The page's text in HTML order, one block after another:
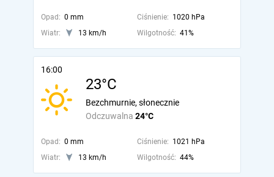
Opad: 0 mm Ciśnienie: 1020 hPa
Wiatr:
13 km/h Wilgotność: 41%
16:00
23°C
Odczuwalna 24°C
Bezchmurnie, słonecznie
Opad: 0 mm Ciśnienie: 1021 hPa
Wiatr:
13 km/h Wilgotność: 44%